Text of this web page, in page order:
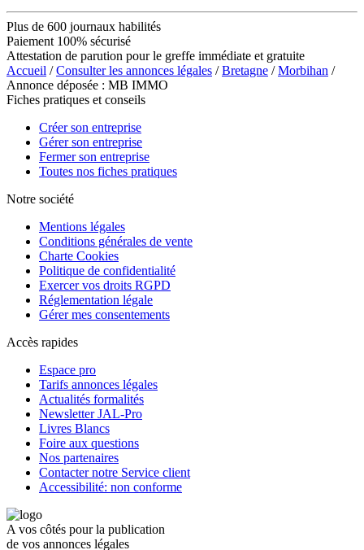
Plus de 600 journaux habilités
Paiement 100% sécurisé
Attestation de parution pour le greffe immédiate et gratuite
Accueil /Consulter les annonces légales /Bretagne /Morbihan /
Annonce déposée : MB IMMO
Fiches pratiques et conseils
Créer son entreprise
Gérer son entreprise
Fermer son entreprise
Toutes nos fiches pratiques
Notre société
Mentions légales
Conditions générales de vente
Charte Cookies
Politique de confidentialité
Exercer vos droits RGPD
Réglementation légale
Gérer mes consentements
Accès rapides
Espace pro
Tarifs annonces légales
Actualités formalités
Newsletter JAL-Pro
Livres Blancs
Foire aux questions
Nos partenaires
Contacter notre Service client
Accessibilité: non conforme
A vos côtés pour la publication
de vos annonces légales